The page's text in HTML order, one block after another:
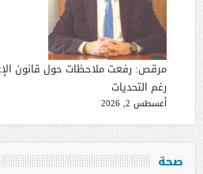
مرقص: رفعت ملاحظات حول قانون
رغم التحديات
أغسطس 2, 2026
صحة